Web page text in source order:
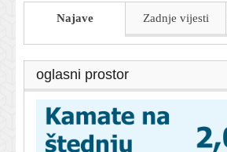
Najave Zadnje vijesti
oglasni prostor